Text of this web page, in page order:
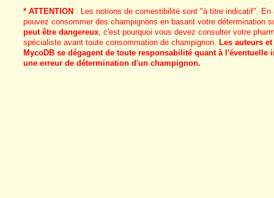
* ATTENTION: Les notions de comestibilité sont "à titre indicatif". En
pouvez consommer des champignons en basant votre détermination
peut être dangereux, c'est pourquoi vous devez consulter votre
spécialiste avant toute consommation de champignon. Les auteurs
MycoDB se dégagent de toute responsabilité quant à l'éventuelle
une erreur de détermination d'un champignon.